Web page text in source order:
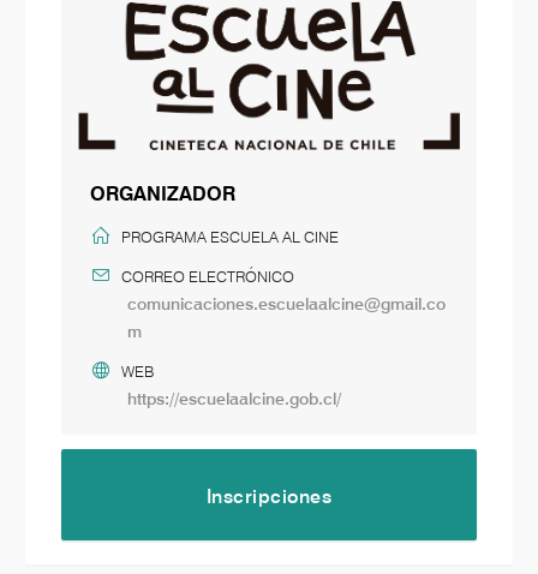
ORGANIZADOR
PROGRAMA ESCUELA AL CINE
CORREO ELECTRÓNICO
comunicaciones.escuelaalcine@gmail.co
m
WEB
https://escuelaalcine.gob.cl/
Inscripciones